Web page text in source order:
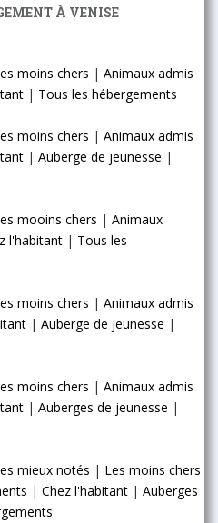
À VENISE
moins chers | Animaux admis
| Tous les hébergements
moins chers | Animaux admis
| Auberge de jeunesse |
mooins chers | Animaux
l'habitant | Tous les
moins chers | Animaux admis
| Auberge de jeunesse |
moins chers | Animaux admis
| Auberges de jeunesse |
mieux notés | Les moins chers
| Chez l'habitant | Auberges